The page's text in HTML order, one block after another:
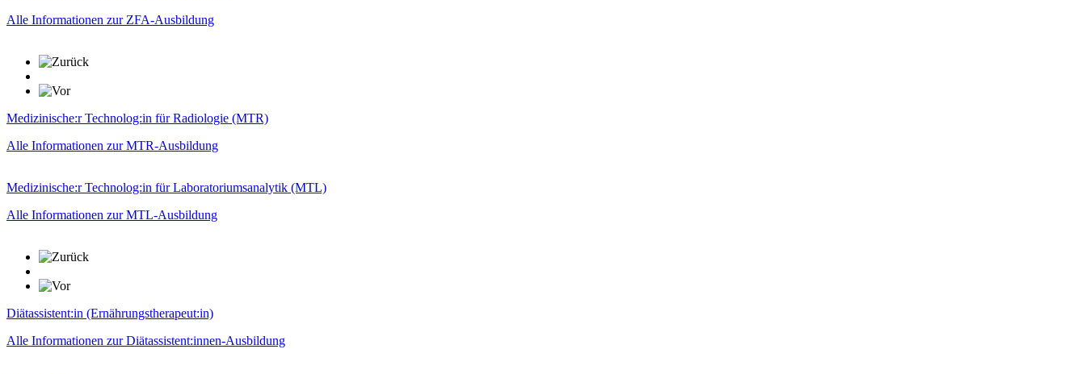
Alle Informationen zur ZFA-Ausbildung
Medizinische:r Technolog:in für Radiologie (MTR)
Alle Informationen zur MTR-Ausbildung
Medizinische:r Technolog:in für Laboratoriumsanalytik (MTL)
Alle Informationen zur MTL-Ausbildung
Diätassistent:in (Ernährungstherapeut:in)
Alle Informationen zur Diätassistent:innen-Ausbildung